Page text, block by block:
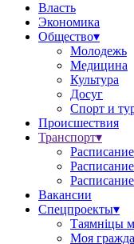
Власть
Экономика
Общество▾
Молодежь
Медицина
Культура
Досуг
Спорт и
Происшествия
Транспорт▾
Вакансии
Спецпроекты▾
Таямніцы
Моя